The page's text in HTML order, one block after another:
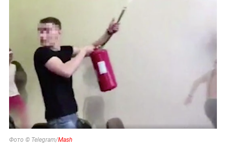
Фото © Telegram/Mash